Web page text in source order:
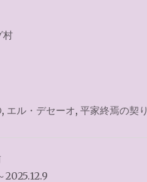
村
, エル・デセーオ, 平家終焉の契
2025.12.9